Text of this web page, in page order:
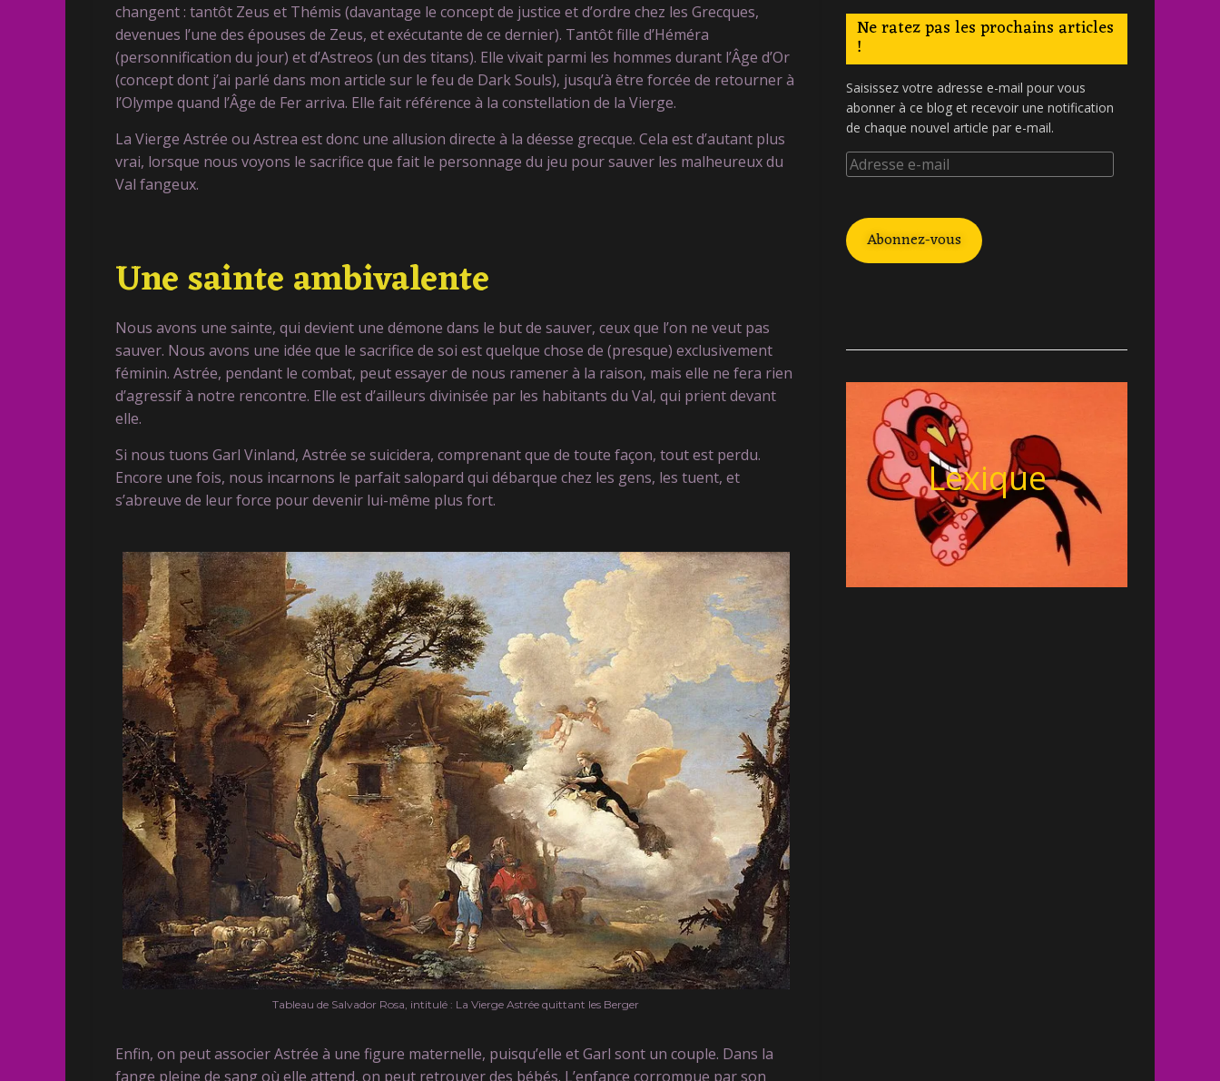
changent : tantôt Zeus et Thémis (davantage le concept de justice et d’ordre chez les Grecques,
devenues l’une des épouses de Zeus, et exécutante de ce dernier). Tantôt fille d’Héméra
(personnification du jour) et d’Astreos (un des titans). Elle vivait parmi les hommes durant l’Âge d’Or
(concept dont j’ai parlé dans mon article sur le feu de Dark Souls), jusqu’à être forcée de retourner à
l’Olympe quand l’Âge de Fer arriva. Elle fait référence à la constellation de la Vierge.
La Vierge Astrée ou Astrea est donc une allusion directe à la déesse grecque. Cela est d’autant plus
vrai, lorsque nous voyons le sacrifice que fait le personnage du jeu pour sauver les malheureux du
Val fangeux.
Une sainte ambivalente
Nous avons une sainte, qui devient une démone dans le but de sauver, ceux que l’on ne veut pas
sauver. Nous avons une idée que le sacrifice de soi est quelque chose de (presque) exclusivement
féminin. Astrée, pendant le combat, peut essayer de nous ramener à la raison, mais elle ne fera rien
d’agressif à notre rencontre. Elle est d’ailleurs divinisée par les habitants du Val, qui prient devant
elle.
Si nous tuons Garl Vinland, Astrée se suicidera, comprenant que de toute façon, tout est perdu.
Encore une fois, nous incarnons le parfait salopard qui débarque chez les gens, les tuent, et
s’abreuve de leur force pour devenir lui-même plus fort.
Tableau de Salvador Rosa, intitulé : La Vierge Astrée quittant les Berger
Enfin, on peut associer Astrée à une figure maternelle, puisqu’elle et Garl sont un couple. Dans la
fange pleine de sang où elle attend, on peut retrouver des bébés. L’enfance corrompue par son
Ne ratez pas les prochains articles
!
Saisissez votre adresse e-mail pour vous
abonner à ce blog et recevoir une notification
de chaque nouvel article par e-mail.
Abonnez-vous
Lexique